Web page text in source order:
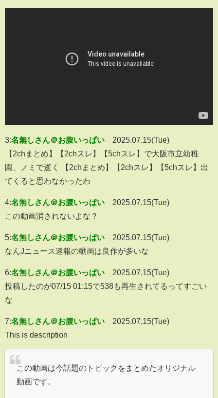
3:名無しさん＠お腹いっぱい
2025.07.15(Tue)
【2chまとめ】【2chスレ】【5chスレ】で大阪市立幼稚
園、ノミで逝く 【2chまとめ】【2chスレ】【5chスレ】出
てくると思わなかったわ
4:名無しさん＠お腹いっぱい
2025.07.15(Tue)
この動画消されないよな？
5:名無しさん＠お腹いっぱい
2025.07.15(Tue)
なんJニュース速報の動画は良作が多いな
6:名無しさん＠お腹いっぱい
2025.07.15(Tue)
投稿したのが07/15 01:15で538も再生されてるってすごい
な
7:名無しさん＠お腹いっぱい
2025.07.15(Tue)
This is description
この動画は今話題のトピックをまとめたオリジナル
動画です。